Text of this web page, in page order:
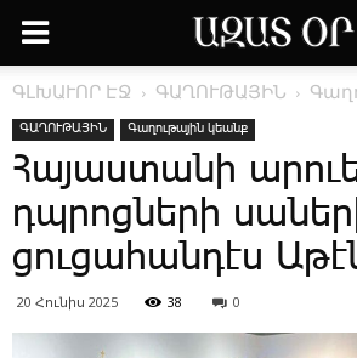
ԳԼԽԱՒՈՐ ԷՋ ԳԱՂՈՒԹԱՅԻՆ
ԳԱՂՈՒԹԱՅԻՆ Գաղութային կեանք
Հայաստանի
դպրոցների
ցուցահանդէս
20 Հունիս 2025 38 0